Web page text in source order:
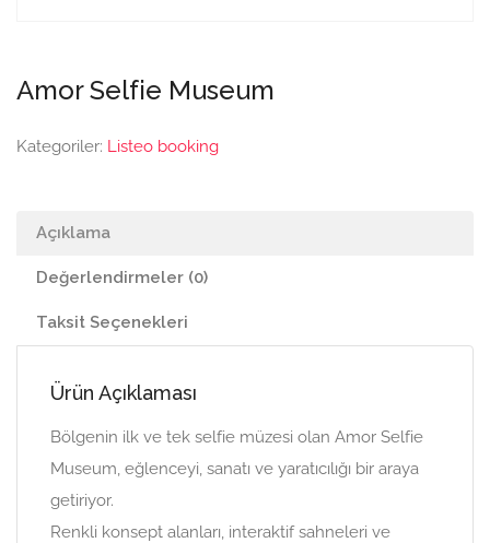
Amor Selfie Museum
Kategoriler: Listeo booking
Açıklama
Değerlendirmeler (0)
Taksit Seçenekleri
Ürün Açıklaması
Bölgenin ilk ve tek selfie müzesi olan Amor Selfie
Museum, eğlenceyi, sanatı ve yaratıcılığı bir araya
getiriyor.
Renkli konsept alanları, interaktif sahneleri ve